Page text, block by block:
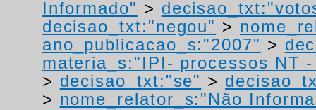
Informado" >
decisao_txt:"negou" >
ano_publicacao_s:"2007" >
materia_s:"IPI- processos NT
> decisao_txt:"se" >
> nome_relator_s:"Não